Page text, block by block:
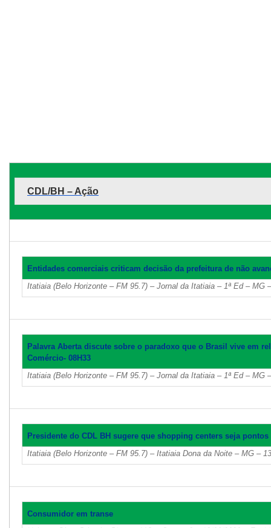
CDL/BH – Ação
Entidades comerciais criticam decisão da prefeitura de não
Itatiaia (Belo Horizonte – FM 95.7) – Jornal da Itatiaia – 1ª Ed – MG
Palavra Aberta discute sobre o paradoxo que o Brasil vive em
Comércio- 08H33
Itatiaia (Belo Horizonte – FM 95.7) – Jornal da Itatiaia – 1ª Ed – MG
Presidente do CDL BH sugere que shopping centers seja pontos
Itatiaia (Belo Horizonte – FM 95.7) – Itatiaia Dona da Noite – MG –
Consumidor em transe